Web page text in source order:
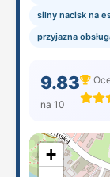
silny nacisk na
przyjazna
9.83
na 10
+